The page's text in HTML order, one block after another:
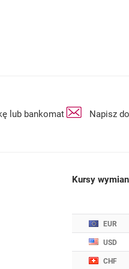
lub bankomatotwiera się w
Napisz
Kursy
Kursy EUR
USD
CHF